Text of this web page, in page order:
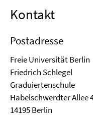
Kontakt
Postadresse
Freie Universität Berlin
Friedrich Schlegel
Graduiertenschule
Habelschwerdter Allee
14195 Berlin